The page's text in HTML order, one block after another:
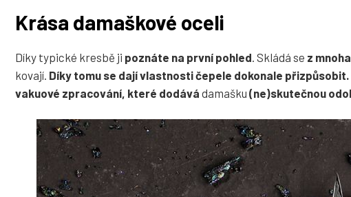
Krása damaškové oceli
Díky typické kresbě ji poznáte na první pohled . Skládá se z
kovají. Díky tomu se dají vlastnosti čepele dokonale přizpůsobit.
vakuové zpracování, které dodává damašku (ne)skutečnou